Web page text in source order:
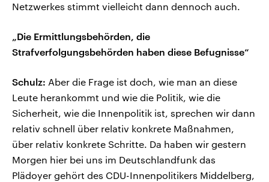
Netzwerkes stimmt vielleicht dann dennoch auch.
„Die Ermittlungsbehörden, die
Strafverfolgungsbehörden haben diese Befugnisse“
Schulz: Aber die Frage ist doch, wie man an diese
Leute herankommt und wie die Politik, wie die
Sicherheit, wie die Innenpolitik ist, sprechen wir dann
relativ schnell über relativ konkrete Maßnahmen,
über relativ konkrete Schritte. Da haben wir gestern
Morgen hier bei uns im Deutschlandfunk das
Plädoyer gehört des CDU-Innenpolitikers Middelberg,